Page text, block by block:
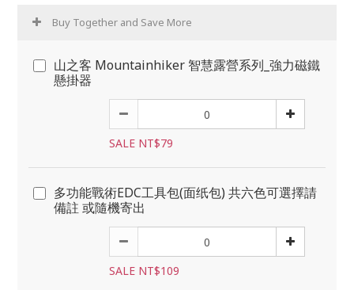
Buy Together and Save More
山之客 Mountainhiker 智慧露營系列_強力磁鐵
懸掛器
SALE NT$79
多功能戰術EDC工具包(面纸包) 共六色可選擇請
備註 或隨機寄出
SALE NT$109